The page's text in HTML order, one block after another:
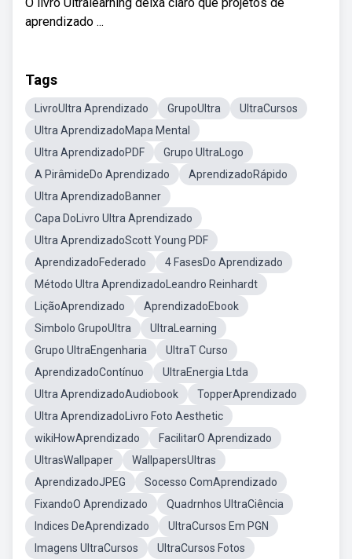
aprendizado ...
Tags
LivroUltra Aprendizado GrupoUltra
UltraCursos
Ultra AprendizadoMapa Mental
Ultra AprendizadoPDF
Grupo UltraLogo
A PirâmideDo Aprendizado
AprendizadoRápido
Ultra AprendizadoBanner
Capa DoLivro Ultra Aprendizado
Ultra AprendizadoScott Young PDF
AprendizadoFederado
4 FasesDo Aprendizado
Método Ultra AprendizadoLeandro Reinhardt
LiçãoAprendizado
AprendizadoEbook
Simbolo GrupoUltra
UltraLearning
Grupo UltraEngenharia
UltraT Curso
AprendizadoContínuo
UltraEnergia Ltda
Ultra AprendizadoAudiobook
TopperAprendizado
Ultra AprendizadoLivro Foto Aesthetic
wikiHowAprendizado
FacilitarO Aprendizado
UltrasWallpaper
WallpapersUltras
AprendizadoJPEG
Socesso ComAprendizado
FixandoO Aprendizado
Quadrnhos UltraCiência
Indices DeAprendizado
UltraCursos Em PGN
Imagens UltraCursos
UltraCursos Fotos